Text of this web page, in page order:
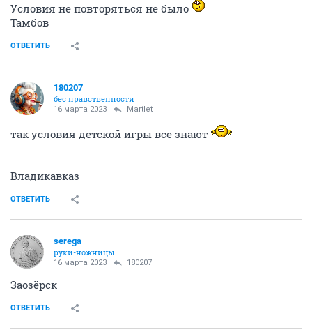
Условия не повторяться не было
Тамбов
ОТВЕТИТЬ
180207
бес нравственности
16 марта 2023 Мartlet
так условия детской игры все знают
Владикавказ
ОТВЕТИТЬ
serega
руки-ножницы
16 марта 2023 180207
Заозёрск
ОТВЕТИТЬ